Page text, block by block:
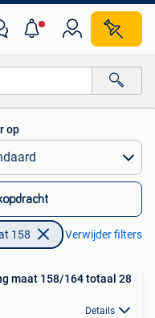
op
158 Verwijder filters
maat 158/164 totaal 28
Details